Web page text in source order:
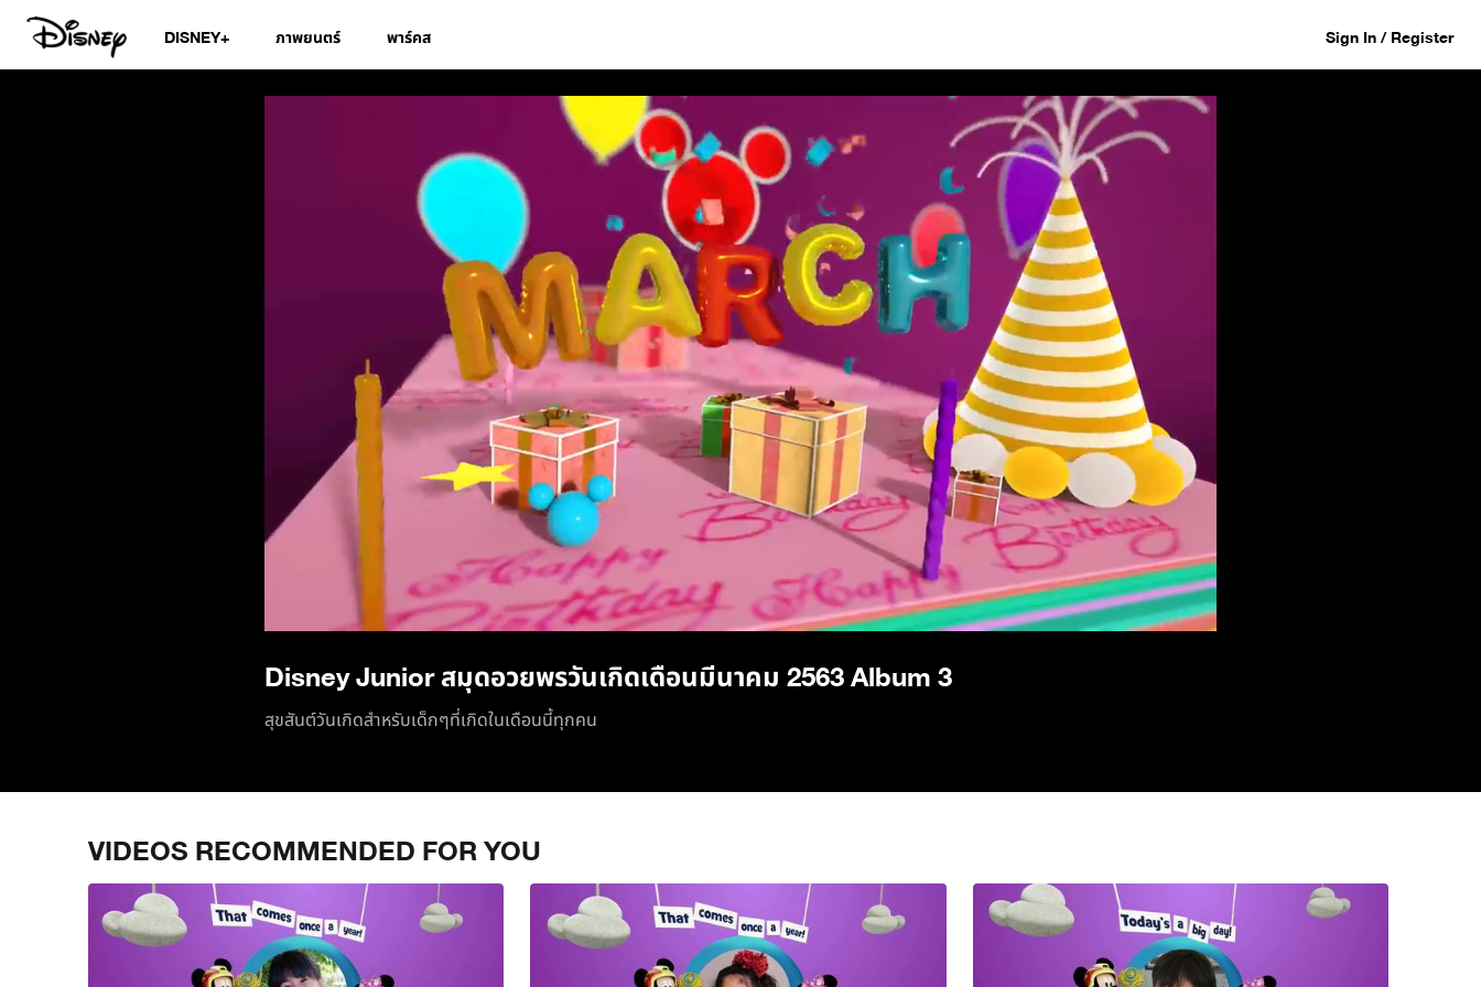
DISNEY+ ภาพยนตร์ พาร์คส Sign In / Register
Disney Junior สมุดอวยพรวันเกิดเดือนมีนาคม 2563 Album 3
/
Disney Junior สมุดอวยพรวันเกิดเดือนมีนาคม 2563 Album 3
สุขสันต์วันเกิดสำหรับเด็กๆที่เกิดในเดือนนี้ทุกคน
VIDEOS RECOMMENDED FOR YOU